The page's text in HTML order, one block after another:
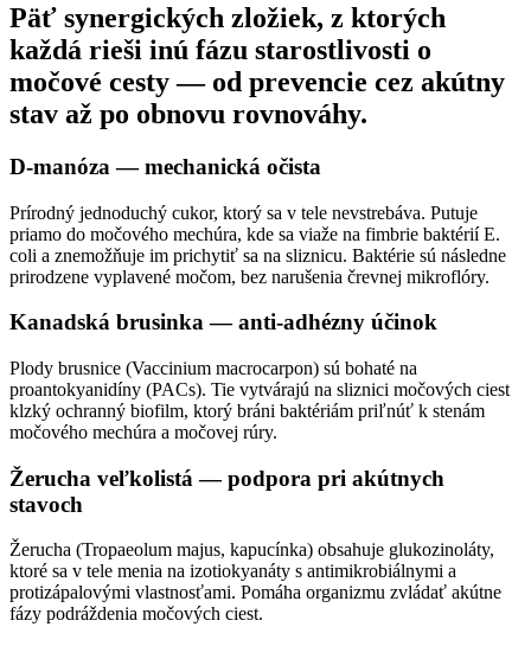
Päť synergických zložiek, z ktorých
každá rieši inú fázu starostlivosti o
močové cesty — od prevencie cez akútny
stav až po obnovu rovnováhy.
D-manóza — mechanická očista
Prírodný jednoduchý cukor, ktorý sa v tele nevstrebáva. Putuje
priamo do močového mechúra, kde sa viaže na fimbrie baktérií E.
coli a znemožňuje im prichytiť sa na sliznicu. Baktérie sú následne
prirodzene vyplavené močom, bez narušenia črevnej mikroflóry.
Kanadská brusinka — anti-adhézny účinok
Plody brusnice (Vaccinium macrocarpon) sú bohaté na
proantokyanidíny (PACs). Tie vytvárajú na sliznici močových ciest
klzký ochranný biofilm, ktorý bráni baktériám priľnúť k stenám
močového mechúra a močovej rúry.
Žerucha veľkolistá — podpora pri akútnych
stavoch
Žerucha (Tropaeolum majus, kapucínka) obsahuje glukozinoláty,
ktoré sa v tele menia na izotiokyanáty s antimikrobiálnymi a
protizápalovými vlastnosťami. Pomáha organizmu zvládať akútne
fázy podráždenia močových ciest.